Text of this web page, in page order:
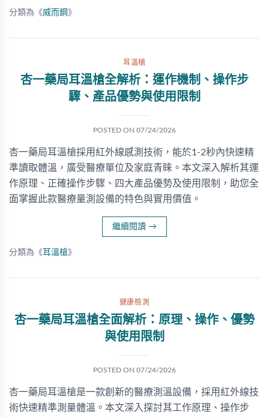
分類為《威而鋼 》
耳溫槍
杏一藥局耳溫槍全解析：運作機制、操作步
驟、產品優勢與使用限制
POSTED ON 07/24/2026
杏一藥局耳溫槍採用紅外線感測技術，能於1-2秒內快速精
準讀取體溫，廣受醫療單位及家庭青睐。本文深入解析其運
作原理、正確操作步驟、四大產品優勢及使用限制，助您全
面掌握此款醫療量測設備的特色與實用價值。
繼續閱讀 →
分類為《耳溫槍》
健康檢測
杏一藥局耳溫槍全面解析：原理、操作、優勢
與使用限制
POSTED ON 07/24/2026
杏一藥局耳溫槍是一款創新的醫療測溫設備，採用紅外線技
術快速精準測量體溫。本文深入探討其工作原理、操作步